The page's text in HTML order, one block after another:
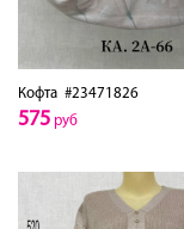
Кофта #23471826
575 руб